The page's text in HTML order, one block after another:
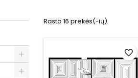
Rasta 16 prekės(-ių).
favorite_border